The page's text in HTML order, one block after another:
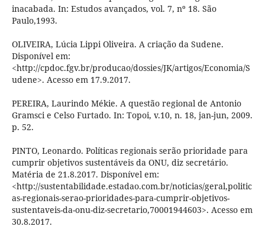
inacabada. In: Estudos avançados, vol. 7, nº 18. São
Paulo,1993.
OLIVEIRA, Lúcia Lippi Oliveira. A criação da Sudene.
Disponível em:
<http://cpdoc.fgv.br/producao/dossies/JK/artigos/Economia/S
udene>. Acesso em 17.9.2017.
PEREIRA, Laurindo Mékie. A questão regional de Antonio
Gramsci e Celso Furtado. In: Topoi, v.10, n. 18, jan-jun, 2009.
p. 52.
PINTO, Leonardo. Políticas regionais serão prioridade para
cumprir objetivos sustentáveis da ONU, diz secretário.
Matéria de 21.8.2017. Disponível em:
<http://sustentabilidade.estadao.com.br/noticias/geral,politic
as-regionais-serao-prioridades-para-cumprir-objetivos-
sustentaveis-da-onu-diz-secretario,70001944603>. Acesso em
30.8.2017.